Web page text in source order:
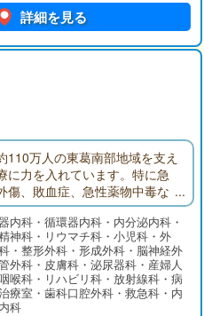
詳細を見る
万人の東葛南部地域を支え
に力を入れています。特に急
傷、敗血症、急性薬物中毒な
応し、その後の集中治療まで
が特徴です。質が高く密度の
期リハビリ、回復期・療養型
者さんが切れ目なく円滑に移
内科・循環器内科・内分泌内科・
神科・リウマチ科・小児科・外
・整形外科・形成外科・脳神経外
外科・皮膚科・泌尿器科・産婦人
喉科・リハビリ科・放射線科・病
療室・歯科口腔外科・救急科・内
科